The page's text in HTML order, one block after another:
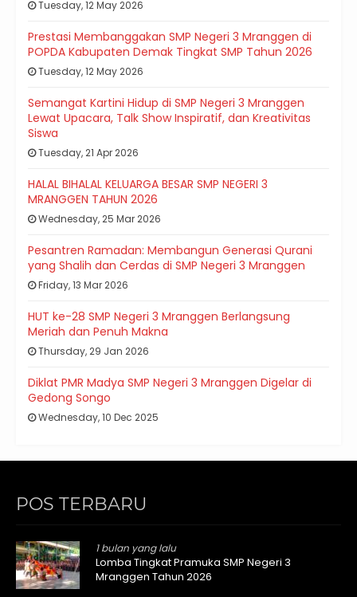
Tuesday, 12 May 2026
Prestasi Membanggakan SMP Negeri 3 Mranggen di
POPDA Kabupaten Demak Tingkat SMP Tahun 2026
Tuesday, 12 May 2026
Semangat Kartini Hidup di SMP Negeri 3 Mranggen
Lewat Upacara, Talk Show Inspiratif, dan Kreativitas
Siswa
Tuesday, 21 Apr 2026
HALAL BIHALAL KELUARGA BESAR SMP NEGERI 3
MRANGGEN TAHUN 2026
Wednesday, 25 Mar 2026
Pesantren Ramadan: Membangun Generasi Qurani
yang Shalih dan Cerdas di SMP Negeri 3 Mranggen
Friday, 13 Mar 2026
HUT ke-28 SMP Negeri 3 Mranggen Berlangsung
Meriah dan Penuh Makna
Thursday, 29 Jan 2026
Diklat PMR Madya SMP Negeri 3 Mranggen Digelar di
Gedong Songo
Wednesday, 10 Dec 2025
POS TERBARU
1 bulan yang lalu
Lomba Tingkat Pramuka SMP Negeri 3
Mranggen Tahun 2026